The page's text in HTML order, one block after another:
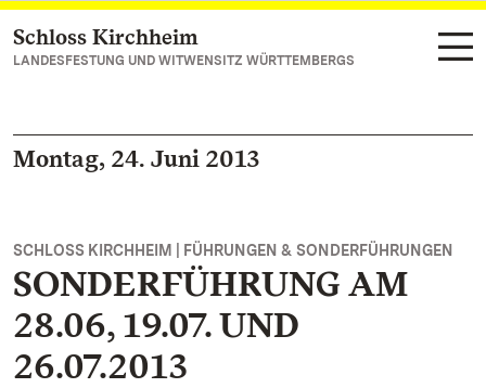
Zum Hauptinhalt springen
Schloss Kirchheim
LANDESFESTUNG UND WITWENSITZ WÜRTTEMBERGS
Montag, 24. Juni 2013
SCHLOSS KIRCHHEIM | FÜHRUNGEN & SONDERFÜHRUNGEN
SONDERFÜHRUNG AM
28.06, 19.07. UND
26.07.2013